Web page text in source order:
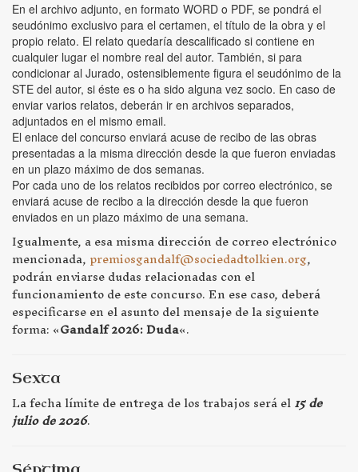
En el archivo adjunto, en formato WORD o PDF, se pondrá el
seudónimo exclusivo para el certamen, el título de la obra y el
propio relato. El relato quedaría descalificado si contiene en
cualquier lugar el nombre real del autor. También, si para
condicionar al Jurado, ostensiblemente figura el seudónimo de la
STE del autor, si éste es o ha sido alguna vez socio. En caso de
enviar varios relatos, deberán ir en archivos separados,
adjuntados en el mismo email.
El enlace del concurso enviará acuse de recibo de las obras
presentadas a la misma dirección desde la que fueron enviadas
en un plazo máximo de dos semanas.
Por cada uno de los relatos recibidos por correo electrónico, se
enviará acuse de recibo a la dirección desde la que fueron
enviados en un plazo máximo de una semana.
Igualmente, a esa misma dirección de correo electrónico
mencionada,premiosgandalf@sociedadtolkien.org,
podrán enviarse dudas relacionadas con el
funcionamiento de este concurso. En ese caso, deberá
especificarse en el asunto del mensaje de la siguiente
forma: «Gandalf 2026: Duda«.
Sexta
La fecha límite de entrega de los trabajos será el15 de
julio de 2026.